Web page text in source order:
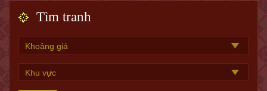
Tìm tranh